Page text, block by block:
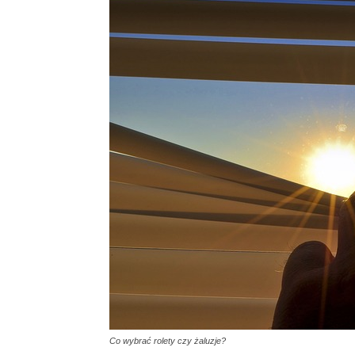
Co wybrać rolety czy żaluzje?